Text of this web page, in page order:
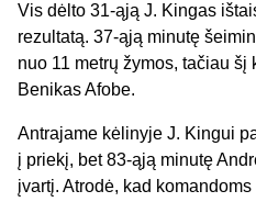
Vis dėlto 31-ąją J. Kingas
rezultatą. 37-ąją minutę
nuo 11 metrų žymos, tačiau
Benikas Afobe.
Antrajame kėlinyje J. Kingui
į priekį, bet 83-ąją minutę
įvartį. Atrodė, kad